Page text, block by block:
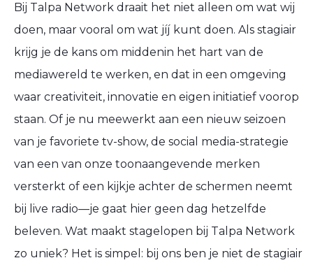
Bij Talpa Network draait het niet alleen om wat wij
doen, maar vooral om wat jíj kunt doen. Als stagiair
krijg je de kans om middenin het hart van de
mediawereld te werken, en dat in een omgeving
waar creativiteit, innovatie en eigen initiatief voorop
staan. Of je nu meewerkt aan een nieuw seizoen
van je favoriete tv-show, de social media-strategie
van een van onze toonaangevende merken
versterkt of een kijkje achter de schermen neemt
bij live radio—je gaat hier geen dag hetzelfde
beleven. Wat maakt stagelopen bij Talpa Network
zo uniek? Het is simpel: bij ons ben je niet de stagiair